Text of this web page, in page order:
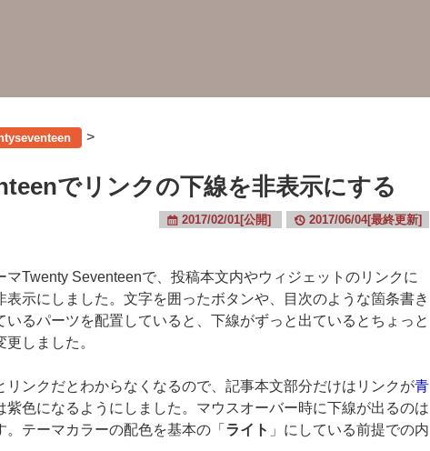
>
でリンクの下線を非表示にする
2017/02/01[公開] 2017/06/04[最終更新]
Twenty Seventeenで、投稿本文内やウィジェットのリンクに
表示にしました。文字を囲ったボタンや、目次のような箇条書き
いるパーツを配置していると、下線がずっと出ているとちょっと
しました。
ンクだとわからなくなるので、記事本文部分だけはリンクが青
紫色になるようにしました。マウスオーバー時に下線が出るのは
テーマカラーの配色を基本の「 ライト 」にしている前提での内